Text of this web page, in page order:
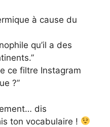
à cause du
qu’il a des
ce filtre Instagram
?”
dis
ton vocabulaire !